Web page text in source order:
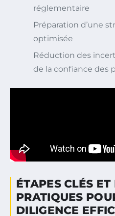
réglementaire
Préparation d’une
optimisée
Réduction des
de la confiance des
ÉTAPES CLÉS
PRATIQUES
DILIGENCE